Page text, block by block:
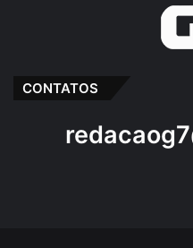
CONTATOS